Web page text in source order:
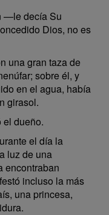
—le decía Su
Dios, no es
una gran taza de
sobre él, y
en el agua, había
girasol.
dueño.
el día la
luz de una
encontraban
incluso la más
una princesa,